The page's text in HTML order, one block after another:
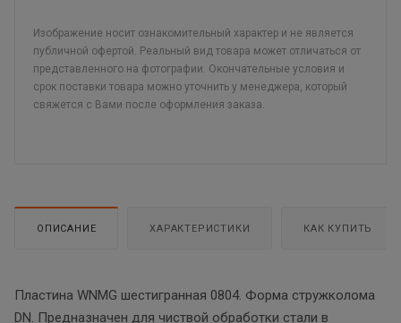
Изображение носит ознакомительный характер и не является
публичной офертой. Реальный вид товара может отличаться от
представленного на фотографии. Окончательные условия и
срок поставки товара можно уточнить у менеджера, который
свяжется с Вами после оформления заказа.
ОПИСАНИЕ ХАРАКТЕРИСТИКИ КАК КУПИТЬ
Пластина WNMG шестигранная 0804. Форма стружколома
DN. Предназначен для чиствой обработки стали в